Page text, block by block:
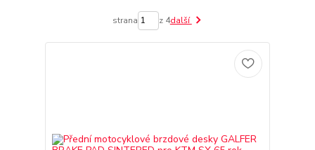
strana z 4další